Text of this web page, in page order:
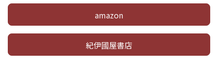
amazon
紀伊國屋書店